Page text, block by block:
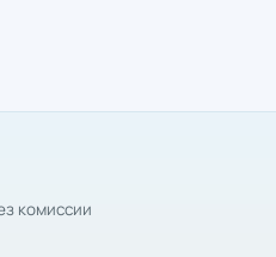
комиссии